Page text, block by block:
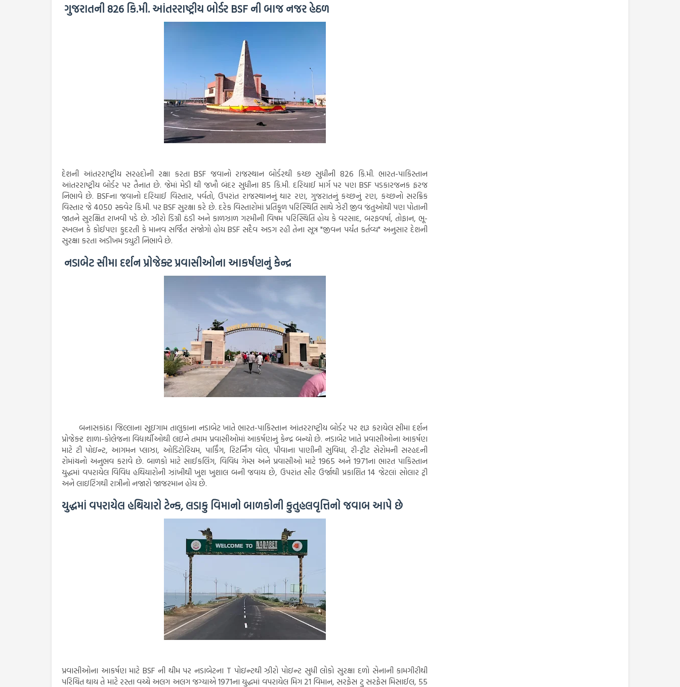
ગુજરાતની 826 કિ.મી. આંતરરાષ્ટ્રીય બોર્ડર BSF ની બાજ નજર હેઠળ
દેશની આંતરરાષ્ટ્રીય સરહદોની રક્ષા કરતા BSF જવાનો રાજસ્થાન બોર્ડરથી કચ્છ સુધીની 826 કિ.મી. ભારત-પાકિસ્તાન
આંતરરાષ્ટ્રીય બોર્ડર પર તૈનાત છે. જેમાં મેડી થી જખૌ બંદર સુધીના 85 કિ.મી. દરિયાઈ માર્ગ પર પણ BSF પડકારજનક ફરજ
નિભાવે છે. BSFના જવાનો દરિયાઈ વિસ્તાર, પર્વતો, ઉપરાંત રાજસ્થાનનું થાર રણ, ગુજરાતનું કચ્છનું રણ, કચ્છનો સરક્રિક
વિસ્તાર જે 4050 સ્કવેર કિ.મી. પર BSF સુરક્ષા કરે છે. દરેક વિસ્તારોમાં પ્રતિકૂળ પરિસ્થિતિ સાથે ઝેરી જીવ જંતુઓથી પણ પોતાની
જાતને સુરક્ષિત રાખવી પડે છે. ઝીરો ડિગ્રી ઠંડી અને કાળઝાળ ગરમીની વિષમ પરિસ્થિતિ હોય કે વરસાદ, બરફવર્ષા, તોફાન, ભૂ-
સ્ખલન કે કોઈપણ કુદરતી કે માનવ સર્જિત સંજોગો હોય BSF સદૈવ અડગ રહી તેના સૂત્ર "જીવન પર્યંત કર્તવ્ય" અનુસાર દેશની
સુરક્ષા કરતા અડીખમ ડ્યુટી નિભાવે છે.
નડાબેટ સીમા દર્શન પ્રોજેક્ટ પ્રવાસીઓના આકર્ષણનું કેન્દ્ર
બનાસકાંઠા જિલ્લાના સૂઇગામ તાલુકાના નડાબેટ ખાતે ભારત-પાકિસ્તાન આંતરરાષ્ટ્રીય બોર્ડર પર શરૂ કરાયેલ સીમા દર્શન
પ્રોજેક્ટ શાળા-કોલેજના વિદ્યાર્થીઓથી લઇને તમામ પ્રવાસીઓમાં આકર્ષણનું કેન્દ્ર બન્યો છે. નડાબેટ ખાતે પ્રવાસીઓના આકર્ષણ
માટે ટી પોઇન્ટ, આગમન પ્લાઝા, ઓડિટોરિયમ, પાર્કિંગ, રિટર્નિંગ વોલ, પીવાના પાણીની સુવિધા, રી-ટ્રીટ સેરોમની સરહદની
રોમાંચનો અનુભવ કરાવે છે. બાળકો માટે સાઈકલિંગ, વિવિધ ગેમ્સ અને પ્રવાસીઓ માટે 1965 અને 1971ના ભારત પાકિસ્તાન
યુદ્ધમાં વપરાયેલ વિવિધ હથિયારોની ઝાંખીથી ખુશ ખુશાલ બની જવાય છે, ઉપરાંત સૌર ઉર્જાથી પ્રકાશિત 14 જેટલાં સોલાર ટ્રી
અને લાઇટિંગથી રાત્રીનો નજારો જાજરમાન હોય છે.
યુદ્ધમાં વપરાયેલ હથિયારો ટેન્ક, લડાકુ વિમાનો બાળકોની કુતુહલવૃત્તિનો જવાબ આપે છે
પ્રવાસીઓના આકર્ષણ માટે BSF ની થીમ પર નડાબેટના T પોઇન્ટથી ઝીરો પોઇન્ટ સુધી લોકો સુરક્ષા દળો સેનાની કામગીરીથી
પરિચિત થાય તે માટે રસ્તા વચ્ચે અલગ અલગ જગ્યાએ 1971ના યુદ્ધમાં વપરાયેલ મિગ 21 વિમાન, સરફેસ ટુ સરફેસ મિસાઈલ, 55